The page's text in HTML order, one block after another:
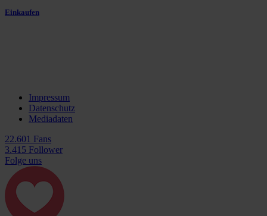
Einkaufen
Impressum
Datenschutz
Mediadaten
22.601 Fans
3.415 Follower
Folge uns